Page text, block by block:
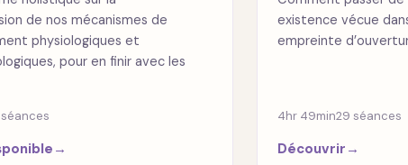
de nos mécanismes de
physiologiques et
pour en finir avec les
→
existence vécue
empreinte
4hr 49min29 séances
Découvrir →